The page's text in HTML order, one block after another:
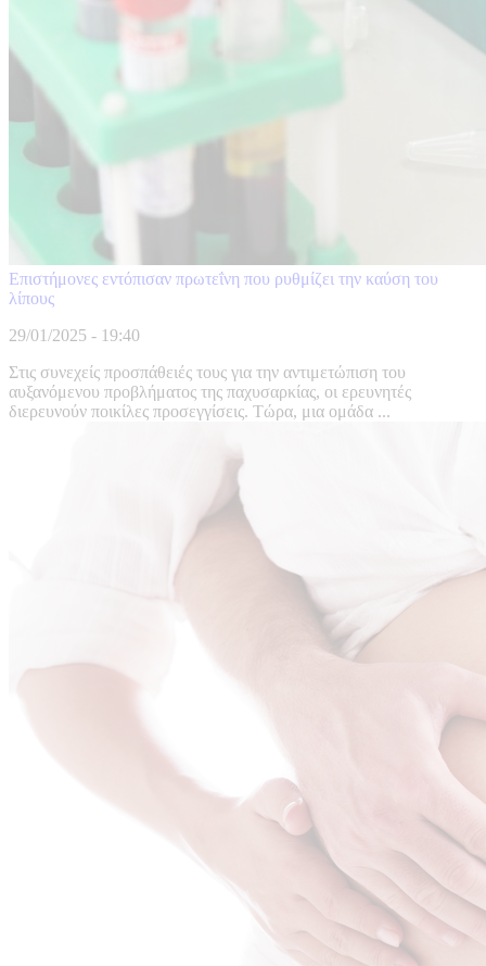
Επιστήμονες εντόπισαν πρωτεΐνη που ρυθμίζει την καύση του
λίπους
29/01/2025 - 19:40
Στις συνεχείς προσπάθειές τους για την αντιμετώπιση του
αυξανόμενου προβλήματος της παχυσαρκίας, οι ερευνητές
διερευνούν ποικίλες προσεγγίσεις. Τώρα, μια ομάδα ...